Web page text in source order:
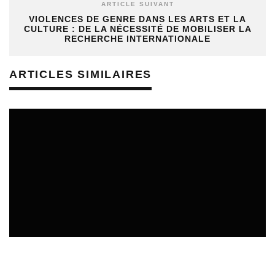
ARTICLE SUIVANT
VIOLENCES DE GENRE DANS LES ARTS ET LA
CULTURE : DE LA NÉCESSITÉ DE MOBILISER LA
RECHERCHE INTERNATIONALE
ARTICLES SIMILAIRES